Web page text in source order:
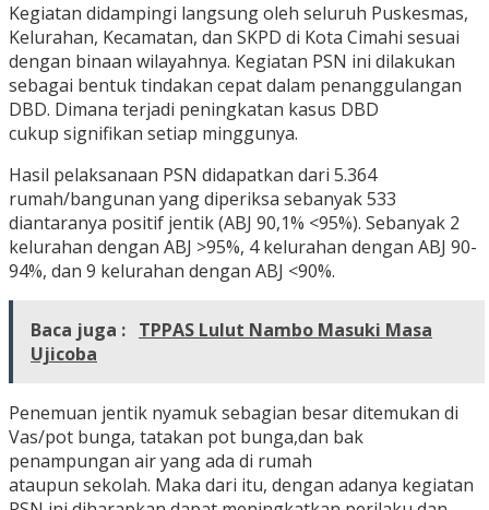
Kegiatan didampingi langsung oleh seluruh Puskesmas,
Kelurahan, Kecamatan, dan SKPD di Kota Cimahi sesuai
dengan binaan wilayahnya. Kegiatan PSN ini dilakukan
sebagai bentuk tindakan cepat dalam penanggulangan
DBD. Dimana terjadi peningkatan kasus DBD
cukup signifikan setiap minggunya.
Hasil pelaksanaan PSN didapatkan dari 5.364
rumah/bangunan yang diperiksa sebanyak 533
diantaranya positif jentik (ABJ 90,1% <95%). Sebanyak 2
kelurahan dengan ABJ >95%, 4 kelurahan dengan ABJ 90-
94%, dan 9 kelurahan dengan ABJ <90%.
Baca juga : TPPAS Lulut Nambo Masuki Masa
Ujicoba
Penemuan jentik nyamuk sebagian besar ditemukan di
Vas/pot bunga, tatakan pot bunga,dan bak
penampungan air yang ada di rumah
ataupun sekolah. Maka dari itu, dengan adanya kegiatan